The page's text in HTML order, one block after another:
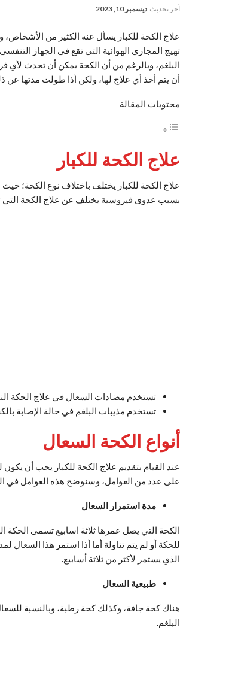
آخر تحديث ديسمبر 10, 2023
علاج الكحة للكبار يسأل عنه الكثير من الأشخاص،
تهيج المجاري الهوائية التي تقع في الجهاز
البلغم، وبالرغم من أن الكحة يمكن أن تحدث لأي
أن يتم أخذ أي علاج لها، ولكن أذا طولت مدتها عن
محتويات المقالة
علاج الكحة للكبار
علاج الكحة للكبار يختلف باختلاف نوع الكحة؛ حيث
بسبب عدوى فيروسية يختلف عن علاج الكحة
تستخدم مضادات السعال في علاج الحكة
تستخدم مذيبات البلغم في حالة الإصابة
أنواع الكحة السعال
عند القيام بتقديم علاج الكحة للكبار يجب أن
على عدد من العوامل، وسنوضح هذه العوامل في
مدة استمرار السعال
الكحة التي يصل عمرها ثلاثة اسابيع تسمى الحكة
للحكة أو لم يتم تناولة أما أذا استمر هذا
الذي يستمر لأكثر من ثلاثة أسابيع.
طبيعية السعال
هناك كحة جافة، وكذلك كحة رطبة، وبالنسبة
البلغم.